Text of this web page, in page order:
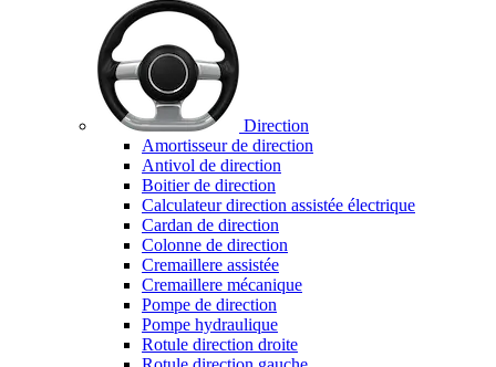
Direction
Amortisseur de direction
Antivol de direction
Boitier de direction
Calculateur direction assistée électrique
Cardan de direction
Colonne de direction
Cremaillere assistée
Cremaillere mécanique
Pompe de direction
Pompe hydraulique
Rotule direction droite